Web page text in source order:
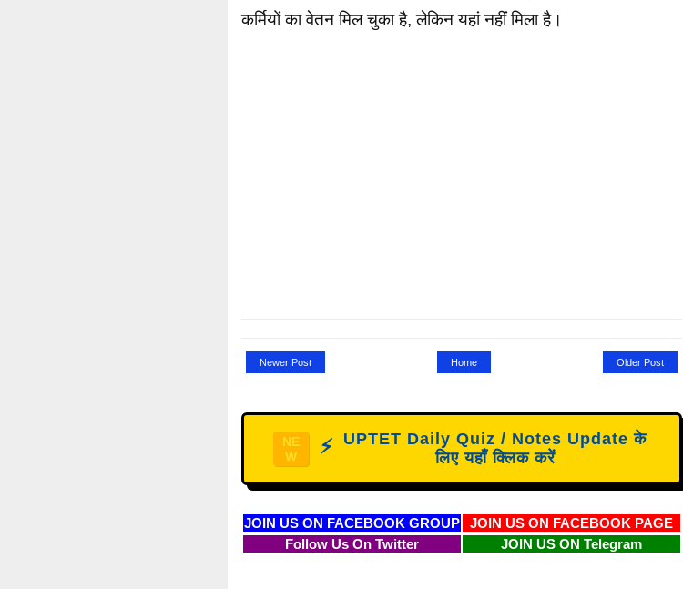
कर्मियों का वेतन मिल चुका है, लेकिन यहां नहीं मिला है।
Newer Post Older Post
Home
NE
W
⚡
UPTET Daily Quiz / Notes Update के
लिए यहाँ क्लिक करें
JOIN US ON FACEBOOK GROUP
JOIN US ON FACEBOOK PAGE
Follow Us On Twitter
JOIN US ON Telegram